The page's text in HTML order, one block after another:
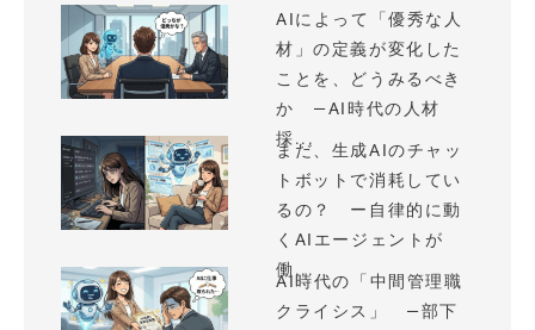
AIによって「優秀な人
材」の定義が変化した
ことを、どうみるべき
か —AI時代の人材
採...
まだ、生成AIのチャッ
トボットで消耗してい
るの？ ー自律的に動
くAIエージェントが
働...
AI時代の「中間管理職
クライシス」 —部下